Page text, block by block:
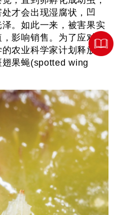
才会出现湿腐状，凹
。如此一来，被害果实
影响销售。为了应对
农业科学家计划释放一
果蝇(spotted wing